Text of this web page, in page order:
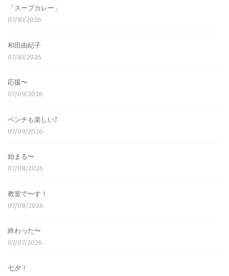
「スープカレー」
07/10/2026
和田由紀子
07/10/2026
応援〜
07/09/2026
ベンチも楽しい⤴︎
07/09/2026
始まる〜
07/08/2026
教室で〜す！
07/08/2026
終わった〜
07/07/2026
七夕！